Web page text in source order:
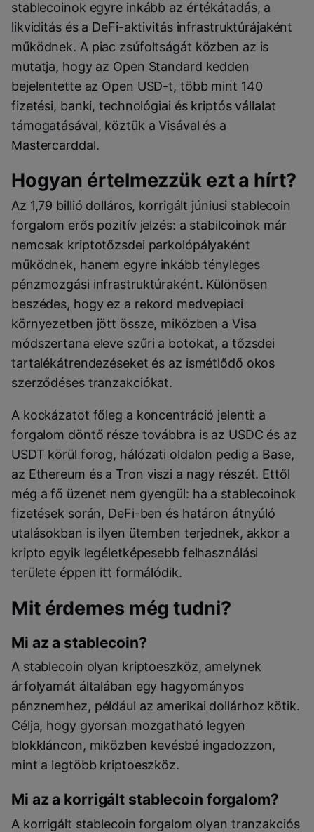
stablecoinok egyre inkább az értékátadás, a
likviditás és a DeFi-aktivitás infrastruktúrájaként
működnek. A piac zsúfoltságát közben az is
mutatja, hogy az Open Standard kedden
bejelentette az Open USD-t, több mint 140
fizetési, banki, technológiai és kriptós vállalat
támogatásával, köztük a Visával és a
Mastercarddal.
Hogyan értelmezzük ezt a hírt?
Az 1,79 billió dolláros, korrigált júniusi stablecoin
forgalom erős pozitív jelzés: a stabilcoinok már
nemcsak kriptotőzsdei parkolópályaként
működnek, hanem egyre inkább tényleges
pénzmozgási infrastruktúraként. Különösen
beszédes, hogy ez a rekord medvepiaci
környezetben jött össze, miközben a Visa
módszertana eleve szűri a botokat, a tőzsdei
tartalékátrendezéseket és az ismétlődő okos
szerződéses tranzakciókat.
A kockázatot főleg a koncentráció jelenti: a
forgalom döntő része továbbra is az USDC és az
USDT körül forog, hálózati oldalon pedig a Base,
az Ethereum és a Tron viszi a nagy részét. Ettől
még a fő üzenet nem gyengül: ha a stablecoinok
fizetések során, DeFi-ben és határon átnyúló
utalásokban is ilyen ütemben terjednek, akkor a
kripto egyik legéletképesebb felhasználási
területe éppen itt formálódik.
Mit érdemes még tudni?
Mi az a stablecoin?
A stablecoin olyan kriptoeszköz, amelynek
árfolyamát általában egy hagyományos
pénznemhez, például az amerikai dollárhoz kötik.
Célja, hogy gyorsan mozgatható legyen
blokkláncon, miközben kevésbé ingadozzon,
mint a legtöbb kriptoeszköz.
Mi az a korrigált stablecoin forgalom?
A korrigált stablecoin forgalom olyan tranzakciós